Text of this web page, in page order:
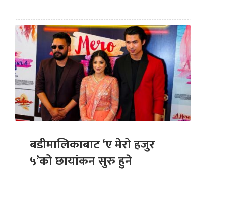
बडीमालिकाबाट ‘ए मेरो हजुर
५’को छायांकन सुरु हुने